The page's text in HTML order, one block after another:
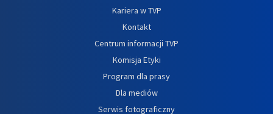
Kariera w TVP
Kontakt
Centrum informacji TVP
Komisja Etyki
Program dla prasy
Dla mediów
Serwis fotograficzny